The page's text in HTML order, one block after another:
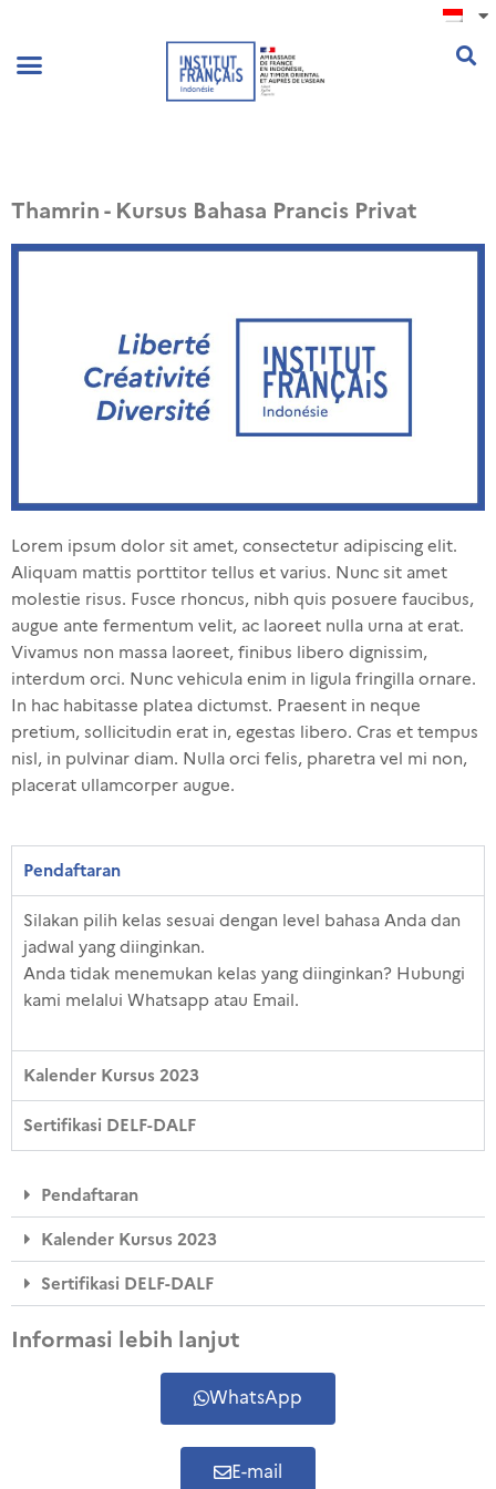
Thamrin - Kursus Bahasa Prancis Privat
Lorem ipsum dolor sit amet, consectetur adipiscing elit.
Aliquam mattis porttitor tellus et varius. Nunc sit amet
molestie risus. Fusce rhoncus, nibh quis posuere faucibus,
augue ante fermentum velit, ac laoreet nulla urna at erat.
Vivamus non massa laoreet, finibus libero dignissim,
interdum orci. Nunc vehicula enim in ligula fringilla ornare.
In hac habitasse platea dictumst. Praesent in neque
pretium, sollicitudin erat in, egestas libero. Cras et tempus
nisl, in pulvinar diam. Nulla orci felis, pharetra vel mi non,
placerat ullamcorper augue.
Pendaftaran
Silakan pilih kelas sesuai dengan level bahasa Anda dan
jadwal yang diinginkan.
Anda tidak menemukan kelas yang diinginkan? Hubungi
kami melalui Whatsapp atau Email.
Kalender Kursus 2023
Sertifikasi DELF-DALF
Pendaftaran
Kalender Kursus 2023
Sertifikasi DELF-DALF
Informasi lebih lanjut
WhatsApp
E-mail